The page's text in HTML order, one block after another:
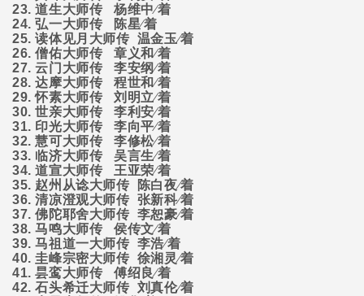
23.道生大师传
杨维中∕着
24.弘一大师传
陈星∕着
25.读体见月大师传 温金玉∕着
26.僧佑大师传
章义和∕着
27.云门大师传
李安纲∕着
28.达摩大师传
程世和∕着
29.怀素大师传
刘明立∕着
30.世亲大师传
李利安∕着
31. 印光大师传
李向平∕着
32.慧可大师传
李修松∕着
33. 临济大师传
吴言生∕着
34.道宣大师传
王亚荣∕着
35. 赵州从谂大师传
陈白夜∕着
36.清凉澄观大师传 张新科∕着
37.佛陀耶舍大师传 李恕豪∕着
38.马鸣大师传
侯传文∕着
39.马祖道一大师传 李浩∕着
40.圭峰宗密大师传 徐湘灵∕着
41.昙鸾大师传
傅绍良∕着
42.石头希迁大师传 刘真伦∕着